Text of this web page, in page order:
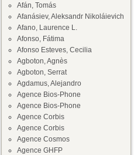
Afán, Tomás
Afanásiev, Aleksandr Nikoláievich
Afano, Laurence L.
Afonso, Fátima
Afonso Esteves, Cecilia
Agboton, Agnès
Agboton, Serrat
Agdamus, Alejandro
Agence Bios-Phone
Agence Bios-Phone
Agence Corbis
Agence Corbis
Agence Cosmos
Agence GHFP